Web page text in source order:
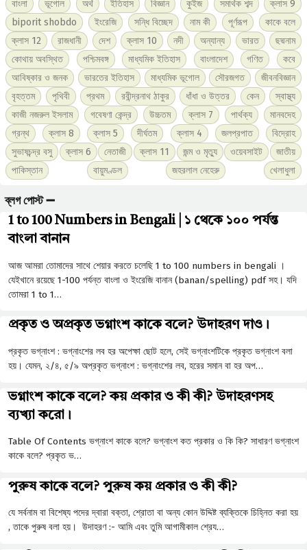
বাংলা ভূগোল অর্থ ইতিহাস বিজ্ঞান কুইজ সমার্থক শব্দ
ক্লাস 9
biporit shobdo
ইংরেজি সন্ধি বিচ্ছেদ নাম কী পূর্ণরূপ
কাকে বলে
ক্লাস 12
রাজধানী দেশ ক্লাস 10 নদী অন্যান্য ভারত
ছদ্মনাম
কোথায় অবস্থিত
পশ্চিমবঙ্গ মাধ্যমিক ইতিহাস বাংলাদেশ গণিত
কবে
আবিষ্কার ও জনক
ভারতের ইতিহাস মাধ্যমিক ভূগোল সৌরজগত
জীবনবিজ্ঞান
বৃহত্তম
পৃথিবী প্রথম রবীন্দ্রনাথ ঠাকুর ধাঁধা ও উত্তর কেন
স্বাস্থ্য
কাজী নজরুল ইসলাম
গবেষণা কেন্দ্র উচ্চতম ক্লাস 7 পার্থক্য
মানবদেহ
গ্রন্থ
ক্লাস 8 ক্লাস 5 দীর্ঘতম ক্লাস 4 জলপ্রপাত
বিদ্রোহ
সুভাষচন্দ্র বসু
ক্লাস 6 নেতাজী ক্লাস 11 জন্ম ও মৃত্যু ওয়েবসাইট
জাতীয়
পাকিস্তান
বায়ুমণ্ডল জহরলাল নেহেরু খেলাধুলা
ব্লগ পোস্ট ➖
1 to 100 Numbers in Bengali | ১ থেকে ১০০ পর্যন্ত
বাংলা বানান
আজ আমরা তোমাদের সাথে শেয়ার করতে চলেছি 1 to 100 numbers in bengali ।
যেইখানে রয়েছে 1-100 পর্যন্ত বাংলা ও ইংরেজি বানান (banan/spelling) pdf সহ। যদি
তোমরা 1 to 1…
প্রকৃত ও অপ্রকৃত ভগ্নাংশ কাকে বলে? উদাহরণ দাও।
প্রকৃত ভগ্নাংশ : ভগ্নাংশের লব হর অপেক্ষা ছােট হলে, সেই ভগ্নাংশটিকে প্রকৃত ভগ্নাংশ বলা
হয়। যেমন, ২/৪, ৫/৯ অপ্রকৃত ভগ্নাংশ : ভগ্নাংশের লব, হরের সমান বা হর অপ…
ভগ্নাংশ কাকে বলে? কয় প্রকার ও কী কী? উদাহরণসহ
ব্যখ্যা করো।
Table Of Contents ভগ্নাংশ কাকে বলে? ভগ্নাংশ কত প্রকার ও কি কি? সাধারণ ভগ্নাংশ
কাকে বলে? প্রকৃত ভ…
পুরুষ কাকে বলে? পুরুষ কয় প্রকার ও কী কী?
যে সর্বনাম বা বিশেষ্য পদের দ্বারা বক্তা, শ্রোতা বা অন্য কোন উদ্দিষ্ট ব্যক্তিকে চিহ্নিত করা হয়
, তাকে পুরুষ বলা হয়। উদাহরণ :- আমি এবং তুমি আগামীকাল শ্রেয…